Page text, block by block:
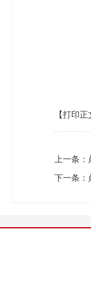
【打印正
上一条：
下一条：